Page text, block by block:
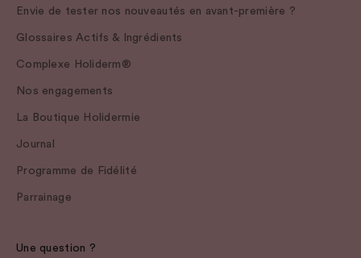
Envie de tester nos nouveautés en avant-première ?
Glossaires Actifs & Ingrédients
Complexe Holiderm®
Nos engagements
La Boutique Holidermie
Journal
Programme de Fidélité
Parrainage
Une question ?